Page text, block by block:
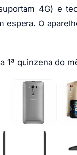
4G) e
espera. O
1ª quinzena do